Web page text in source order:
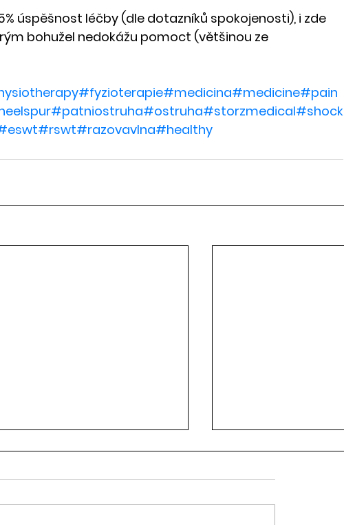
úspěšnost léčby (dle dotazníků spokojenosti), i zde
bohužel nedokážu pomoct (většinou ze
#fyzioterapie#medicina#medicine#pain
#patniostruha#ostruha#storzmedical#shock
#rswt#razovavlna#healthy